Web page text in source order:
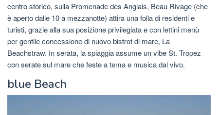
centro storico, sulla Promenade des Anglais, Beau Rivage (che
è aperto dalle 10 a mezzanotte) attira una folla di residenti e
turisti, grazie alla sua posizione privilegiata e con lettini menù
per gentile concessione di nuovo bistrot di mare, La
Beachstraw. In serata, la spiaggia assume un vibe St. Tropez
con serate sul mare che feste a tema e musica dal vivo.
blue Beach